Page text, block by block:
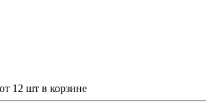
12 шт в корзине